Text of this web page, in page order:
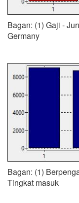
Bagan: (1) Gaji -
Germany
Bagan: (1)
Tingkat masuk